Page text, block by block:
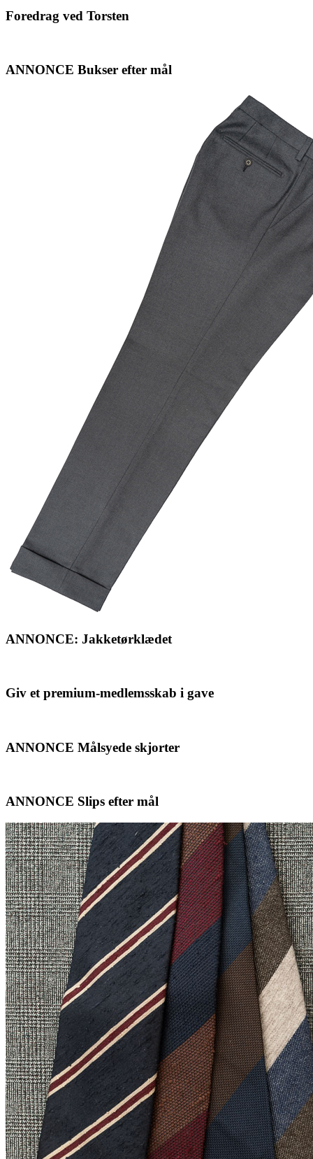
Foredrag ved Torsten
ANNONCE Bukser efter mål
ANNONCE: Jakketørklædet
Giv et premium-medlemsskab i gave
ANNONCE Målsyede skjorter
ANNONCE Slips efter mål